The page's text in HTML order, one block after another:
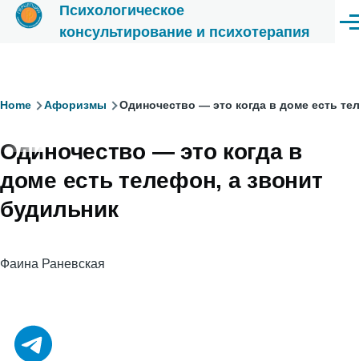
Перейти к основному содержанию
Психологическое
консультирование и психотерапия
Строка
Home Афоризмы Одиночество — это когда в доме есть
Одиночество — это когда в
доме есть телефон, а звонит
будильник
Фаина Раневская